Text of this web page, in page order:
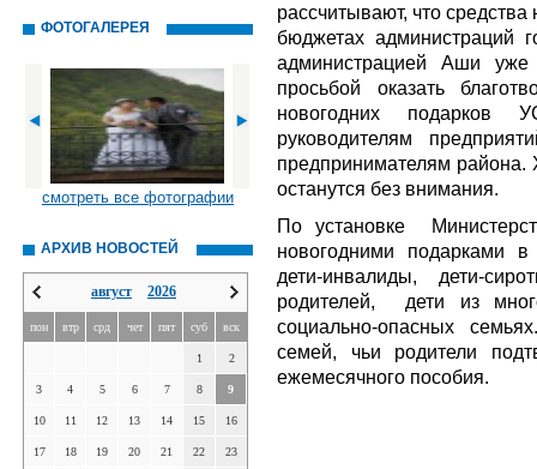
ФОТОГАЛЕРЕЯ
смотреть все фотографии
АРХИВ НОВОСТЕЙ
август 2026
пон втр срд чет пят суб вск
1 2
3 4 5 6 7 8 9
10 11 12 13 14 15 16
17 18 19 20 21 22 23
рассчитывают, что
бюджетах администраций
администрацией Аши
просьбой оказать
новогодних
руководителям
предпринимателям района.
останутся без внимания.
По установке
новогодними подарками
дети-инвалиды, дети-
родителей, дети из
социально-опасных
семей, чьи родители
ежемесячного пособия.